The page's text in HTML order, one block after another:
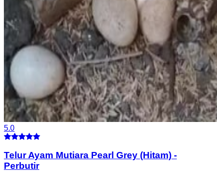
5.0
Telur Ayam Mutiara Pearl Grey (Hitam) -
Perbutir